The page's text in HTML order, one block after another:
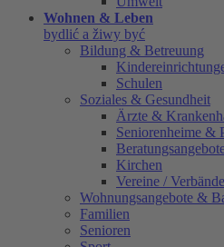
Wohnen & Leben
bydlić a žiwy być
Bildung & Betreuung
Schulen
Soziales & Gesundheit
Ärzte &
Seniorenheime &
Kirchen
Vereine / Verbände
Wohnungsangebote &
Familien
Senioren